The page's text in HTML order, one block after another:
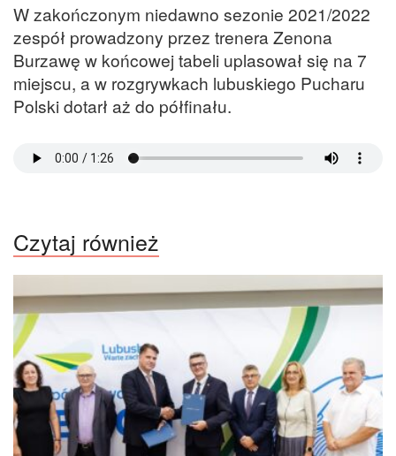
W zakończonym niedawno sezonie 2021/2022
zespół prowadzony przez trenera Zenona
Burzawę w końcowej tabeli uplasował się na 7
miejscu, a w rozgrywkach lubuskiego Pucharu
Polski dotarł aż do półfinału.
Czytaj również